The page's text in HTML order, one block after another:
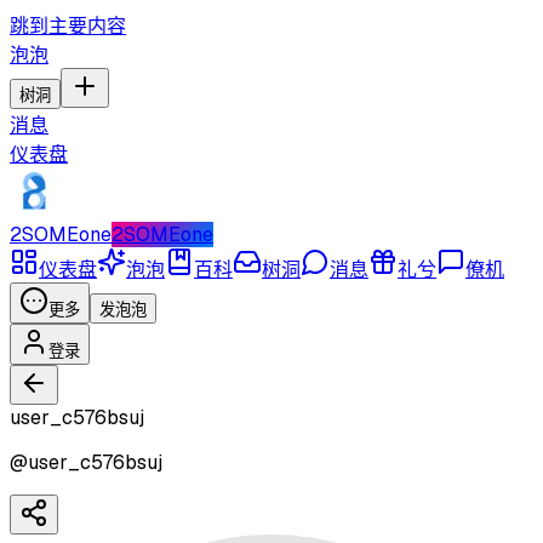
跳到主要内容
泡泡
树洞
消息
仪表盘
2SOMEone2SOMEone
仪表盘
泡泡 百科 树洞 消息 礼兮 僚机
更多 发泡泡
登录
user_c576bsuj
@user_c576bsuj